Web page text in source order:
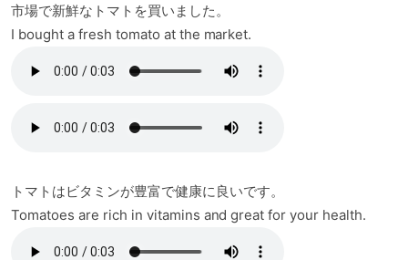
市場で新鮮なトマトを買いました。
I bought a fresh tomato at the market.
トマトはビタミンが豊富で健康に良いです。
Tomatoes are rich in vitamins and great for your health.